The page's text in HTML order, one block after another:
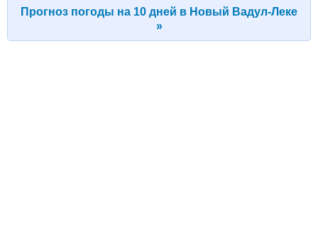
Прогноз погоды на 10 дней в Новый Вадул-Леке
»